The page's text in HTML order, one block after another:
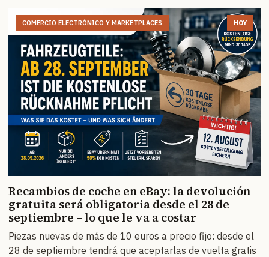
COMERCIO ELECTRÓNICO Y MARKETPLACES HOY
Recambios de coche en eBay: la devolución
gratuita será obligatoria desde el 28 de
septiembre – lo que le va a costar
Piezas nuevas de más de 10 euros a precio fijo: desde el
28 de septiembre tendrá que aceptarlas de vuelta gratis